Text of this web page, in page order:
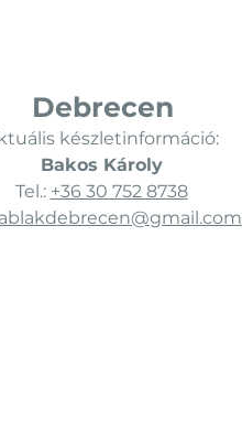
Debrecen
készletinformáció:
Bakos Károly
Tel.: +36 30 752 8738